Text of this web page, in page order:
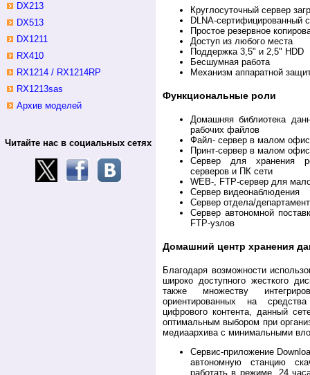
Круглосуточный сервер
DLNA-сертифицированный
Простое резервное
Доступ из любого места
Поддержка 3,5" и 2,5" HDD
Бесшумная работа
Механизм аппаратной
Функциональные роли
Домашняя библиотека
рабочих файлов
Файл- сервер в малом
Принт-сервер в малом
Сервер для хранения
серверов и ПК сети
WEB-, FTP-сервер для
Сервер видеонаблюдения
Сервер отдела/
Сервер автономной
FTP-узлов
Домашний центр хранения
Благодаря возможности
широко доступного жесткого
также множеству
ориентированных на
цифрового контента, данный
оптимальным выбором при
медиаархива с минимальными
Сервис-приложение
автономную станцию
работать в режиме 24
DX213
DX513
DX1211
RX410
RX1214 / RX1214RP
RX1213sas
Архив моделей
Читайте нас в социальных сетях